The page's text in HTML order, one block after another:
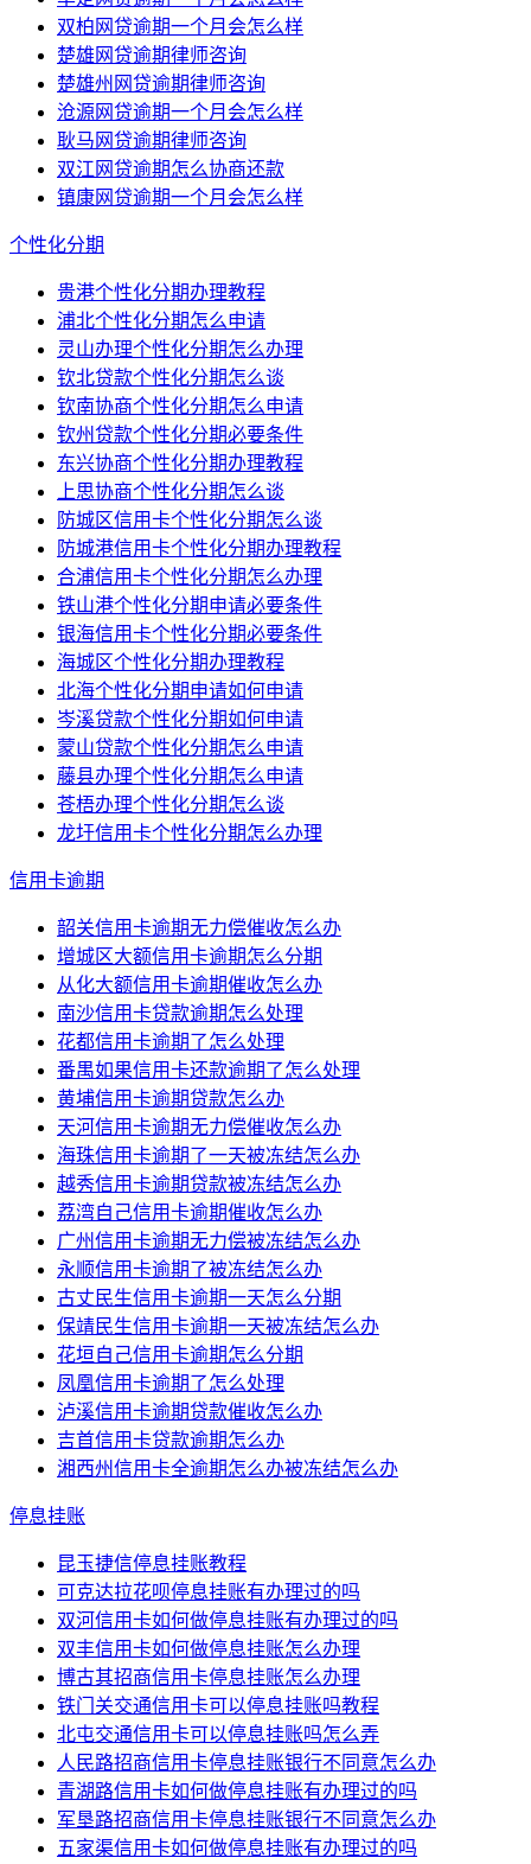
双柏网贷逾期一个月会怎么样
楚雄网贷逾期律师咨询
楚雄州网贷逾期律师咨询
沧源网贷逾期一个月会怎么样
耿马网贷逾期律师咨询
双江网贷逾期怎么协商还款
镇康网贷逾期一个月会怎么样
个性化分期
贵港个性化分期办理教程
浦北个性化分期怎么申请
灵山办理个性化分期怎么办理
钦北贷款个性化分期怎么谈
钦南协商个性化分期怎么申请
钦州贷款个性化分期必要条件
东兴协商个性化分期办理教程
上思协商个性化分期怎么谈
防城区信用卡个性化分期怎么谈
防城港信用卡个性化分期办理教程
合浦信用卡个性化分期怎么办理
铁山港个性化分期申请必要条件
银海信用卡个性化分期必要条件
海城区个性化分期办理教程
北海个性化分期申请如何申请
岑溪贷款个性化分期如何申请
蒙山贷款个性化分期怎么申请
藤县办理个性化分期怎么申请
苍梧办理个性化分期怎么谈
龙圩信用卡个性化分期怎么办理
信用卡逾期
韶关信用卡逾期无力偿催收怎么办
增城区大额信用卡逾期怎么分期
从化大额信用卡逾期催收怎么办
南沙信用卡贷款逾期怎么处理
花都信用卡逾期了怎么处理
番禺如果信用卡还款逾期了怎么处理
黄埔信用卡逾期贷款怎么办
天河信用卡逾期无力偿催收怎么办
海珠信用卡逾期了一天被冻结怎么办
越秀信用卡逾期贷款被冻结怎么办
荔湾自己信用卡逾期催收怎么办
广州信用卡逾期无力偿被冻结怎么办
永顺信用卡逾期了被冻结怎么办
古丈民生信用卡逾期一天怎么分期
保靖民生信用卡逾期一天被冻结怎么办
花垣自己信用卡逾期怎么分期
凤凰信用卡逾期了怎么处理
泸溪信用卡逾期贷款催收怎么办
吉首信用卡贷款逾期怎么办
湘西州信用卡全逾期怎么办被冻结怎么办
停息挂账
昆玉捷信停息挂账教程
可克达拉花呗停息挂账有办理过的吗
双河信用卡如何做停息挂账有办理过的吗
双丰信用卡如何做停息挂账怎么办理
博古其招商信用卡停息挂账怎么办理
铁门关交通信用卡可以停息挂账吗教程
北屯交通信用卡可以停息挂账吗怎么弄
人民路招商信用卡停息挂账银行不同意怎么办
青湖路信用卡如何做停息挂账有办理过的吗
军垦路招商信用卡停息挂账银行不同意怎么办
五家渠信用卡如何做停息挂账有办理过的吗